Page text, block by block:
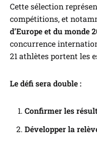
Cette sélection
compétitions, et
d’Europe et du monde
concurrence
21 athlètes portent les
Le défi sera double :
Confirmer les
Développer la